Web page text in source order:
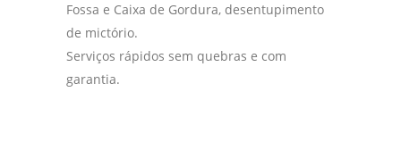
Fossa e Caixa de Gordura, desentupimento
de mictório.
Serviços rápidos sem quebras e com
garantia.